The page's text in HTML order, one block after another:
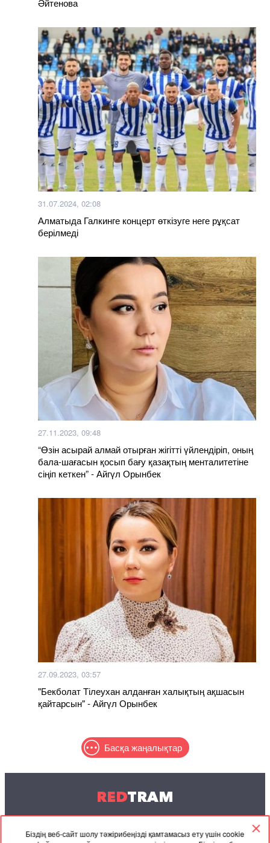
Біздің веб-сайт шолу тәжірибеңізді қамтамасыз ету үшін cookie
Әйтенова
31.07.2024, 02:08
Алматыда Галкинге концерт өткізуге неге рұқсат
берілмеді
27.11.2023, 09:48
“Өзін асырай алмай отырған жігітті үйлендіріп, оның
бала-шағасын қосып бағу қазақтың менталитетіне
сіңіп кеткен” - Айгүл Орынбек
27.09.2023, 03:57
"Бекболат Тілеухан алданған халықтың ақшасын
қайтарсын" - Айгүл Орынбек
Басқа жаңалықтар
REDTRAM
© 2004-2026 Redtram, Ltd.